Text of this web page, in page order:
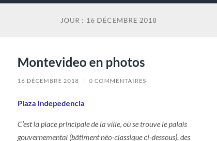
JOUR : 16 DÉCEMBRE 2018
Montevideo en photos
16 DÉCEMBRE 2018 / 0 COMMENTAIRES
Plaza Indepedencia
C’est la place principale de la ville, où se trouve le palais
gouvernemental (bâtiment néo-classique ci-dessous), des